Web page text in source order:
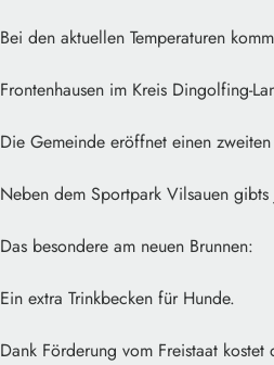
Bei den aktuellen Temperaturen
Frontenhausen im Kreis Dingolfing-
Die Gemeinde eröffnet einen zweiten
Neben dem Sportpark Vilsauen
Das besondere am neuen Brunnen:
Ein extra Trinkbecken für Hunde.
Dank Förderung vom Freistaat